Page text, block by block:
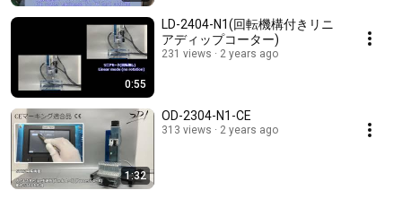
0:55
LD-2404-N1(回転機構付きリニ
アディップコーター)
231 views 2 years ago
1:32
OD-2304-N1-CE
313 views 2 years ago